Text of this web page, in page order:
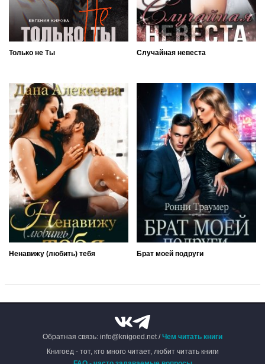
Только не Ты Случайная невеста
Ненавижу (любить) тебя Брат моей подруги
Обратная связь: info@knigoed.net /Чем читать книги
Книгоед - тот, кто много читает, любит читать книги